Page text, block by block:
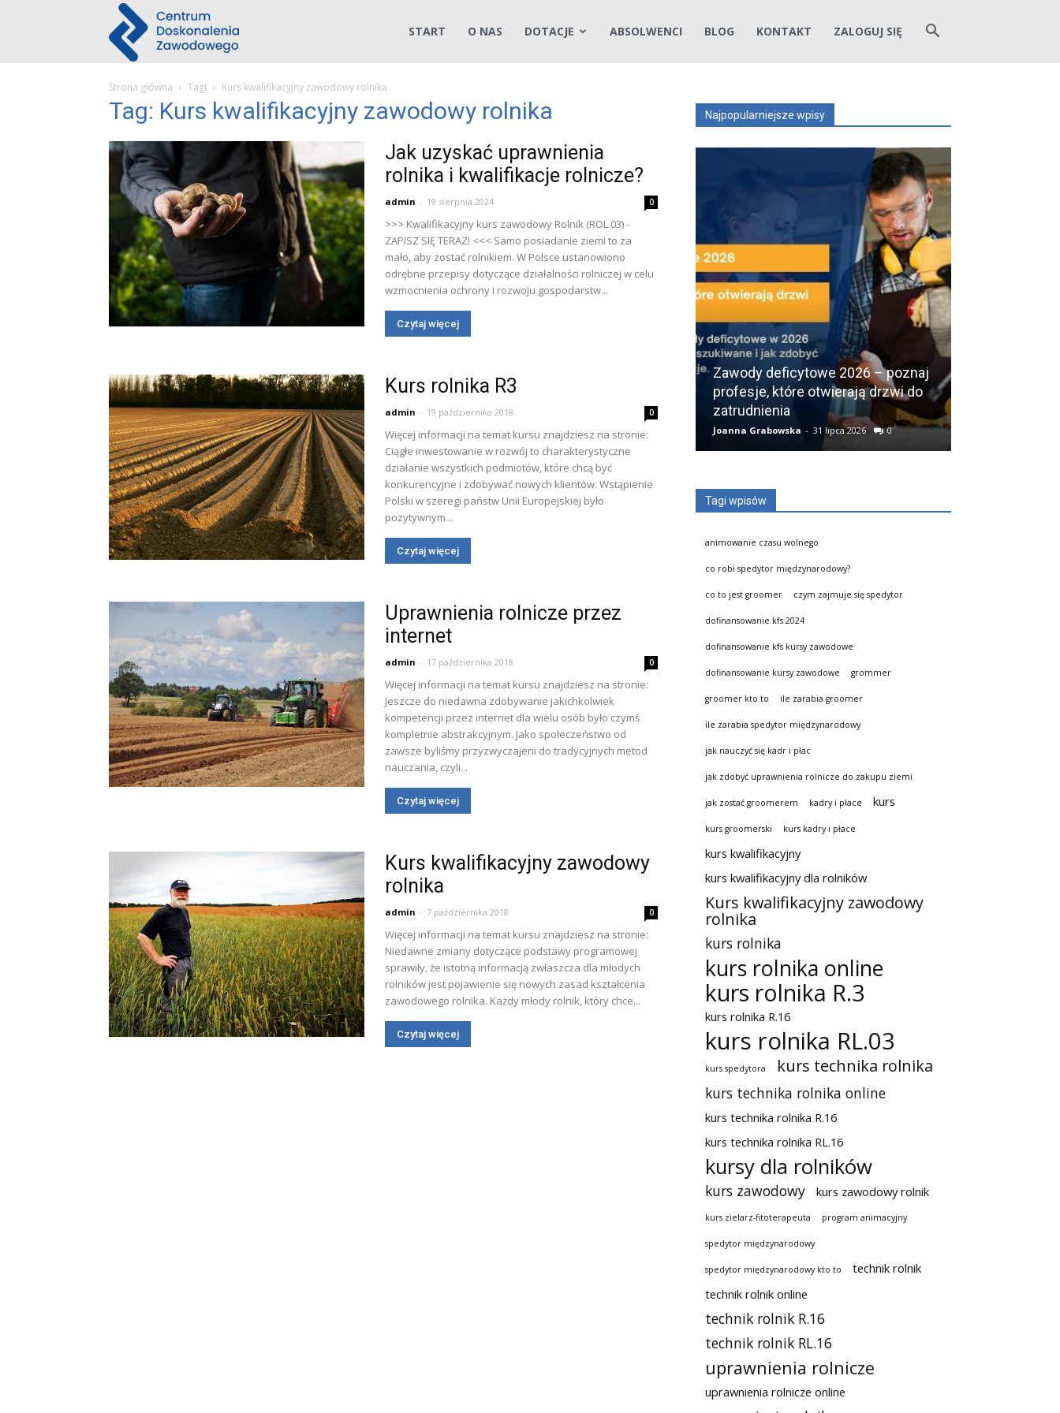
Centrum
Doskonalenia
Zawodowego
START O NAS DOTACJE ABSOLWENCI BLOG KONTAKT ZALOGUJ SIĘ
Strona główna Tagi Kurs kwalifikacyjny zawodowy rolnika
Tag: Kurs kwalifikacyjny zawodowy rolnika
Jak uzyskać uprawnienia
rolnika i kwalifikacje rolnicze?
admin - 19 sierpnia 2024 0
>>> Kwalifikacyjny kurs zawodowy Rolnik (ROL.03) -
ZAPISZ SIĘ TERAZ! <<< Samo posiadanie ziemi to za
mało, aby zostać rolnikiem. W Polsce ustanowiono
odrębne przepisy dotyczące działalności rolniczej w celu
wzmocnienia ochrony i rozwoju gospodarstw...
Czytaj więcej
Kurs rolnika R3
admin - 19 października 2018 0
Więcej informacji na temat kursu znajdziesz na stronie:
Ciągłe inwestowanie w rozwój to charakterystyczne
działanie wszystkich podmiotów, które chcą być
konkurencyjne i zdobywać nowych klientów. Wstąpienie
Polski w szeregi państw Unii Europejskiej było
pozytywnym...
Czytaj więcej
Uprawnienia rolnicze przez
internet
admin - 17 października 2018 0
Więcej informacji na temat kursu znajdziesz na stronie:
Jeszcze do niedawna zdobywanie jakichkolwiek
kompetencji przez internet dla wielu osób było czymś
kompletnie abstrakcyjnym. Jako społeczeństwo od
zawsze byliśmy przyzwyczajeni do tradycyjnych metod
nauczania, czyli...
Czytaj więcej
Kurs kwalifikacyjny zawodowy
rolnika
admin - 7 października 2018 0
Więcej informacji na temat kursu znajdziesz na stronie:
Niedawne zmiany dotyczące podstawy programowej
sprawiły, że istotną informacją zwłaszcza dla młodych
rolników jest pojawienie się nowych zasad kształcenia
zawodowego rolnika. Każdy młody rolnik, który chce...
Czytaj więcej
Najpopularniejsze wpisy
Zawody deficytowe 2026 – poznaj
profesje, które otwierają drzwi do
zatrudnienia
Joanna Grabowska - 31 lipca 2026 0
Tagi wpisów
animowanie czasu wolnego
co robi spedytor międzynarodowy?
co to jest groomer czym zajmuje się spedytor
dofinansowanie kfs 2024
dofinansowanie kfs kursy zawodowe
dofinansowanie kursy zawodowe grommer
groomer kto to ile zarabia groomer
ile zarabia spedytor międzynarodowy
jak nauczyć się kadr i płac
jak zdobyć uprawnienia rolnicze do zakupu ziemi
jak zostać groomerem kadry i płace kurs
kurs groomerski kurs kadry i płace
kurs kwalifikacyjny
kurs kwalifikacyjny dla rolników
Kurs kwalifikacyjny zawodowy
rolnika
kurs rolnika
kurs rolnika online
kurs rolnika R.3
kurs rolnika R.16
kurs rolnika RL.03
kurs spedytora kurs technika rolnika
kurs technika rolnika online
kurs technika rolnika R.16
kurs technika rolnika RL.16
kursy dla rolników
kurs zawodowy kurs zawodowy rolnik
kurs zielarz-fitoterapeuta program animacyjny
spedytor międzynarodowy
spedytor międzynarodowy kto to
technik rolnik
technik rolnik online
technik rolnik R.16
technik rolnik RL.16
uprawnienia rolnicze
uprawnienia rolnicze online